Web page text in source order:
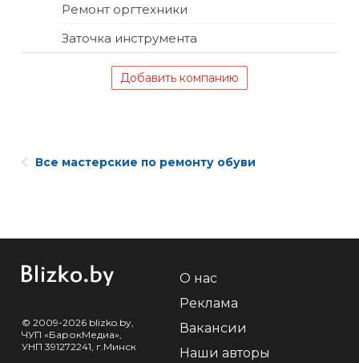
Ремонт оргтехники
Заточка инструмента
Добавить компанию
Все мастерские по ремонту обуви
© 2009-2026 blizko.by,
ЧУП «БарокМедиа»,
УНП 391272241, г.Минск
О нас
Реклама
Вакансии
Наши авторы